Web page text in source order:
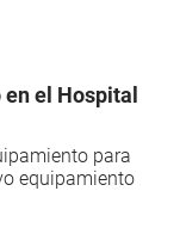
el Hospital
para
equipamiento